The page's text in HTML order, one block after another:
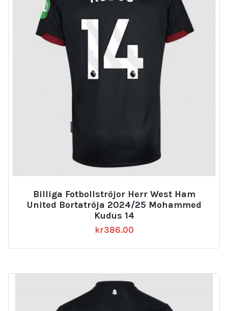
Billiga Fotbollströjor Herr West Ham
United Bortatröja 2024/25 Mohammed
Kudus 14
kr386.00